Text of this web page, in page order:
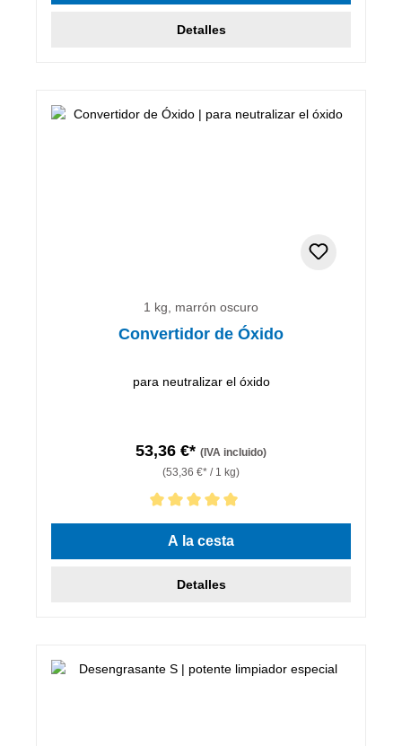
Detalles
1 kg, marrón oscuro
Convertidor de Óxido
para neutralizar el óxido
53,36 €* (IVA incluido)
(53,36 €* / 1 kg)
Calificación promedio de 5 de 5 estrellas
A la cesta
Detalles